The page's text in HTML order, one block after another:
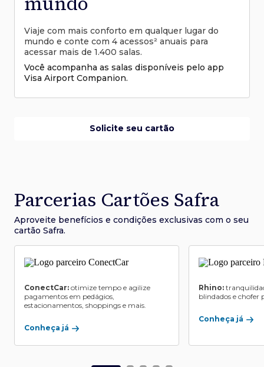
Viaje com mais conforto em qualquer lugar do
mundo e conte com 4 acessos² anuais para
acessar mais de 1.400 salas.
Você acompanha as salas disponíveis pelo app
Visa Airport Companion.
Solicite seu cartão
Parcerias Cartões Safra
Aproveite benefícios e condições exclusivas com o seu
cartão Safra.
ConectCar: otimize tempo e agilize
pagamentos em pedágios,
estacionamentos, shoppings e mais.
Conheça já
Rhino:
blindados e chofer
Conheça já